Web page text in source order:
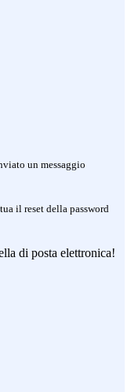
un messaggio
il reset della password
di posta elettronica!